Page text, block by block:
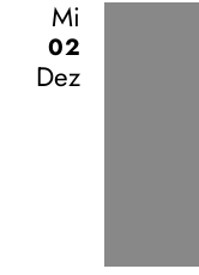
Mi
02
Dez